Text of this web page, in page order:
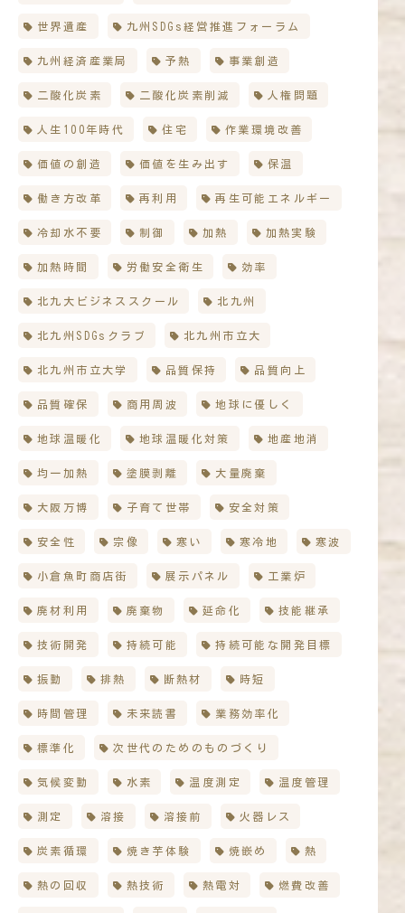
世界遺産 九州SDGs経営推進フォーラム
九州経済産業局 予熱 事業創造
二酸化炭素 二酸化炭素削減 人権問題
人生100年時代 住宅 作業環境改善
価値の創造 価値を生み出す 保温
働き方改革 再利用 再生可能エネルギー
冷却水不要 制御 加熱 加熱実験
加熱時間 労働安全衛生 効率
北九大ビジネススクール 北九州
北九州SDGsクラブ 北九州市立大
北九州市立大学 品質保持 品質向上
品質確保 商用周波 地球に優しく
地球温暖化 地球温暖化対策 地産地消
均一加熱 塗膜剥離 大量廃棄
大阪万博 子育て世帯 安全対策
安全性 宗像 寒い 寒冷地 寒波
小倉魚町商店街 展示パネル 工業炉
廃材利用 廃棄物 延命化 技能継承
技術開発 持続可能 持続可能な開発目標
振動 排熱 断熱材 時短
時間管理 未来読書 業務効率化
標準化 次世代のためのものづくり
気候変動 水素 温度測定 温度管理
測定 溶接 溶接前 火器レス
炭素循環 焼き芋体験 焼嵌め 熱
熱の回収 熱技術 熱電対 燃費改善